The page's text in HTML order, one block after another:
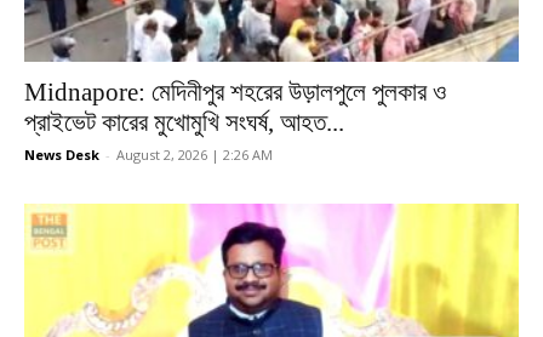
Midnapore: মেদিনীপুর শহরের উড়ালপুলে পুলকার ও
প্রাইভেট কারের মুখোমুখি সংঘর্ষ, আহত...
News Desk - August 2, 2026 | 2:26 AM